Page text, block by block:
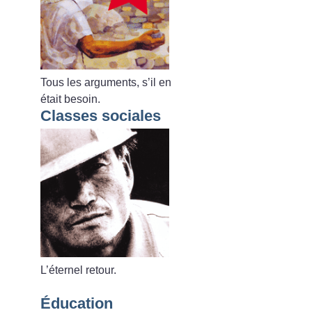
Tous les arguments, s’il en
était besoin.
Classes sociales
L’éternel retour.
Éducation